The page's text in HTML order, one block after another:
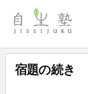
ン
自
塾
宿題の続き